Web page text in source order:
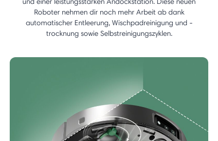
Roboter nehmen dir noch mehr Arbeit ab dank
automatischer Entleerung, Wischpadreinigung und -
trocknung sowie Selbstreinigungszyklen.